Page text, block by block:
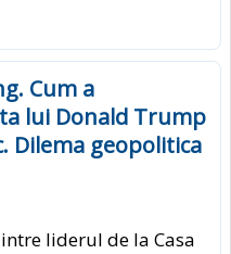
Cum a
lui Donald Trump
Dilema geopolitica
liderul de la Casa